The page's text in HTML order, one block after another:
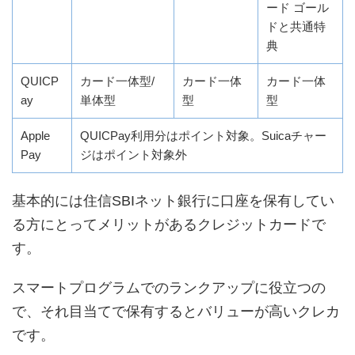
ード ゴール
ドと共通特
典
QUICP
ay
カード一体型/
単体型
カード一体
型
カード一体
型
Apple
Pay
QUICPay利用分はポイント対象。Suicaチャー
ジはポイント対象外
基本的には住信SBIネット銀行に口座を保有してい
る方にとってメリットがあるクレジットカードで
す。
スマートプログラムでのランクアップに役立つの
で、それ目当てで保有するとバリューが高いクレカ
です。